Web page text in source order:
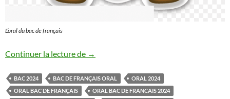
L’oral du bac de français
Continuer la lecture de ORAL BAC DE FRANCAIS 2024
→
BAC 2024 BAC DE FRANÇAIS ORAL
ORAL 2024
ORAL BAC DE FRANÇAIS
ORAL BAC DE FRANCAIS 2024